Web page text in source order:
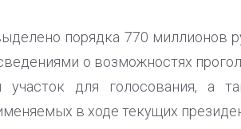
порядка 770 миллионов
о возможностях
участок для голосования, а
в ходе текущих